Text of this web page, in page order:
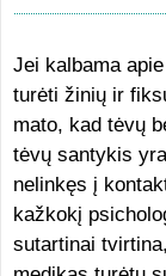
Jei kalbama
turėti žinių ir
mato, kad tėvų
tėvų santykis
nelinkęs į
kažkokį
sutartinai